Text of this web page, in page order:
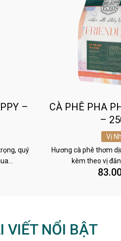
–
quý
CÀ PHÊ PHA
–
Vị
Hương cà phê thơm
kèm theo vị
VIẾT NỔI BẬT